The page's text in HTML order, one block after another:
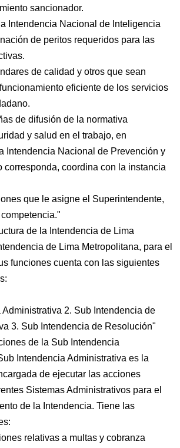
sancionador.
Intendencia Nacional de Inteligencia
de peritos requeridos para las
de calidad y otros que sean
eficiente de los servicios
de difusión de la normativa
y salud en el trabajo, en
Intendencia Nacional de Prevención y
corresponda, coordina con la instancia
que le asigne el Superintendente,
de la Intendencia de Lima
de Lima Metropolitana, para el
funciones cuenta con las siguientes
2. Sub Intendencia de
3. Sub Intendencia de Resolución"
de la Sub Intendencia
Intendencia Administrativa es la
de ejecutar las acciones
Sistemas Administrativos para el
de la Intendencia. Tiene las
relativas a multas y cobranza